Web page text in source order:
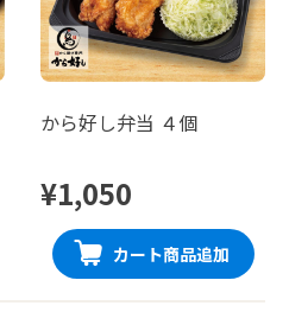
から好し弁当 ４個
¥1,050
カート商品追加